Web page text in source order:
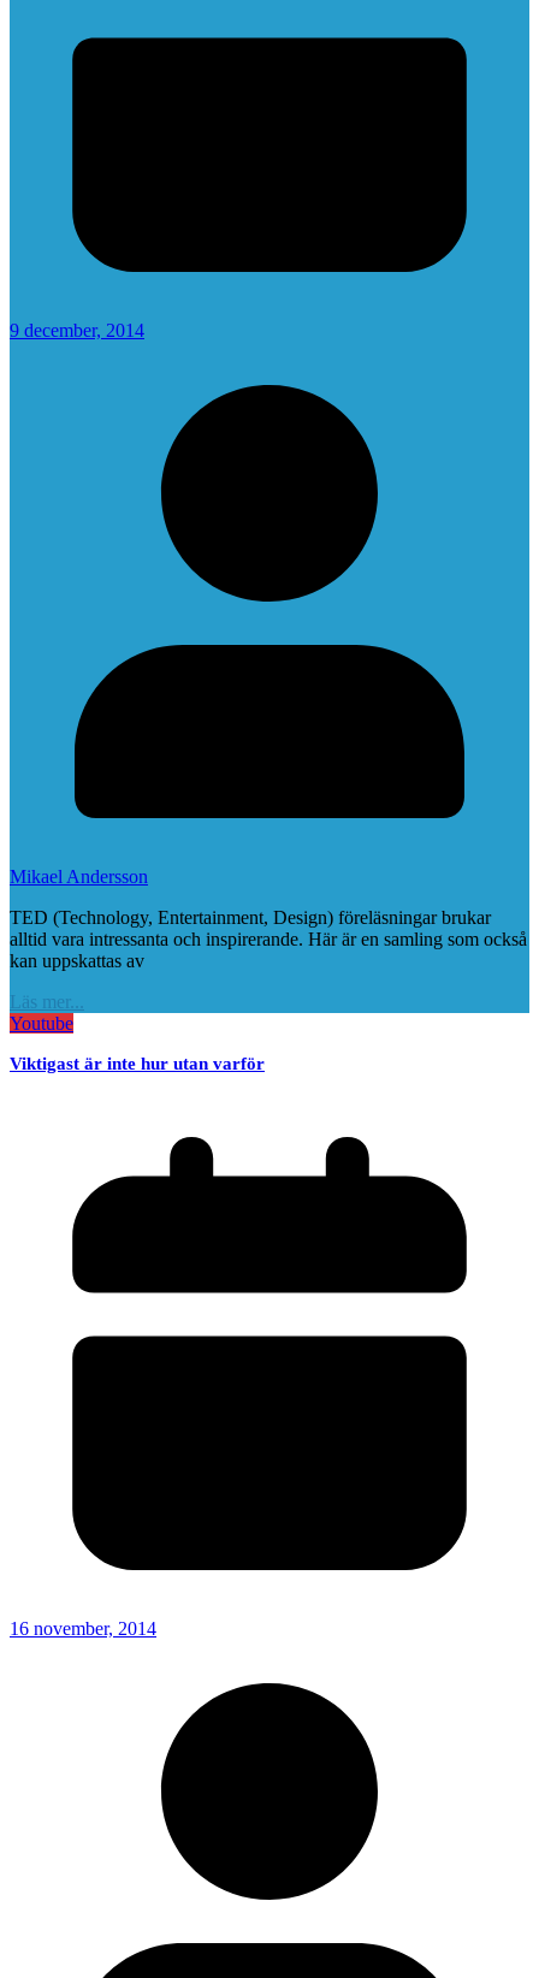
9 december, 2014
Mikael Andersson
TED (Technology, Entertainment, Design) föreläsningar brukar
alltid vara intressanta och inspirerande. Här är en samling som också
kan uppskattas av
Läs mer...
Youtube
Viktigast är inte hur utan varför
16 november, 2014